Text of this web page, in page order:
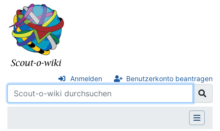
Anmelden Benutzerkonto beantragen